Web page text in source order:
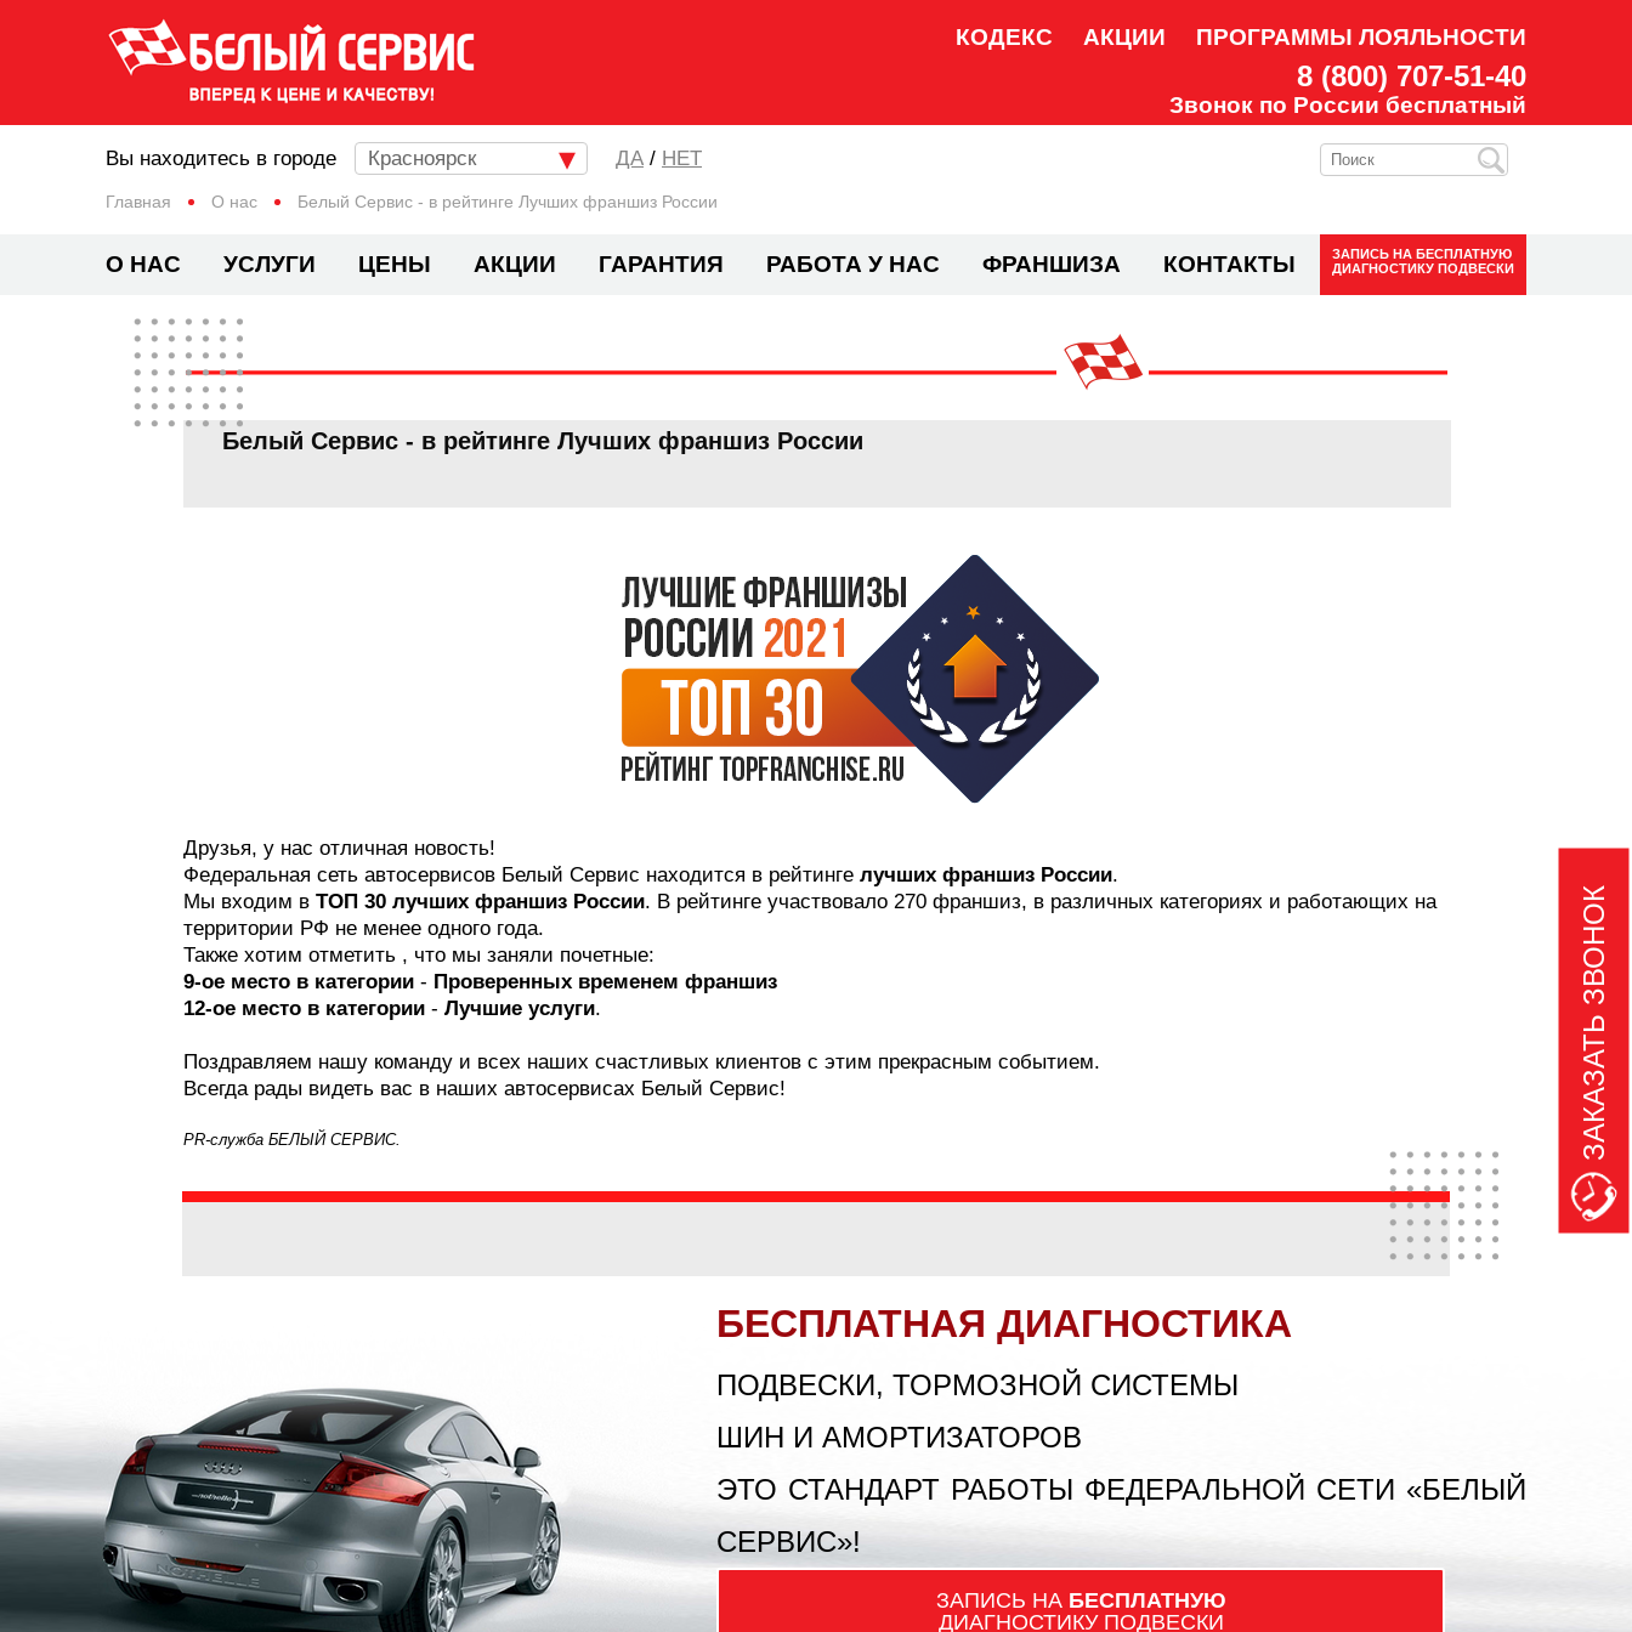
КОДЕКС АКЦИИ ПРОГРАММЫ ЛОЯЛЬНОСТИ
8 (800) 707-51-40
Звонок по России бесплатный
Главная О нас Белый Сервис - в рейтинге Лучших франшиз России
Вы находитесь в городе Красноярск / НЕТ
О НАС УСЛУГИ ЦЕНЫ АКЦИИ ГАРАНТИЯ РАБОТА У НАС ФРАНШИЗА КОНТАКТЫ ЗАПИСЬ НА БЕСПЛАТНУЮ
ДИАГНОСТИКУ ПОДВЕСКИ
Белый Сервис - в рейтинге Лучших франшиз России
Друзья, у нас отличная новость!
Федеральная сеть автосервисов Белый Сервис находится в рейтинге лучших франшиз России.
Мы входим в ТОП 30 лучших франшиз России. В рейтинге участвовало 270 франшиз, в различных категориях и работающих на
территории РФ не менее одного года.
Также хотим отметить , что мы заняли почетные:
9-ое место в категории - Проверенных временем франшиз
12-ое место в категории - Лучшие услуги.
Поздравляем нашу команду и всех наших счастливых клиентов с этим прекрасным событием.
Всегда рады видеть вас в наших автосервисах Белый Сервис!
PR-служба БЕЛЫЙ СЕРВИС.
БЕСПЛАТНАЯ ДИАГНОСТИКА
ПОДВЕСКИ, ТОРМОЗНОЙ СИСТЕМЫ
ШИН И АМОРТИЗАТОРОВ
ЭТО СТАНДАРТ РАБОТЫ ФЕДЕРАЛЬНОЙ СЕТИ «БЕЛЫЙ
СЕРВИС»!
ЗАПИСЬ НА БЕСПЛАТНУЮ
ДИАГНОСТИКУ ПОДВЕСКИ
ЗАКАЗАТЬ ЗВОНОК